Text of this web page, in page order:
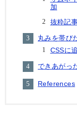
加
抜粋記
丸みを帯び
CSSに
できあがっ
References